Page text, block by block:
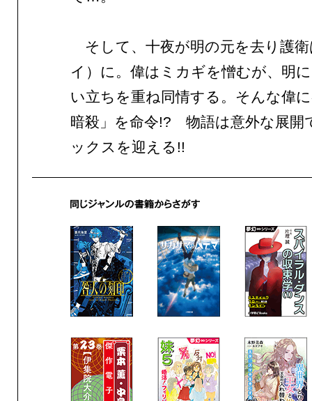
そして、十夜が明の元を去り護
イ）に。偉はミカギを憎むが、明
い立ちを重ね同情する。そんな偉
暗殺」を命令!? 物語は意外な展開
ックスを迎える!!